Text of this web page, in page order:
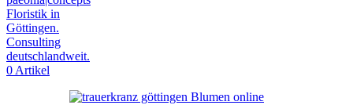
0 Artikel